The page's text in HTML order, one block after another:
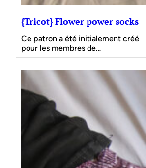
{Tricot} Flower power socks
Ce patron a été initialement créé
pour les membres de…